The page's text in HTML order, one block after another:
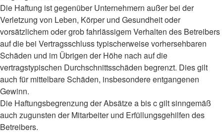
Die Haftung ist gegenüber Unternehmern außer bei der
Verletzung von Leben, Körper und Gesundheit oder
vorsätzlichem oder grob fahrlässigem Verhalten des Betreibers
auf die bei Vertragsschluss typischerweise vorhersehbaren
Schäden und im Übrigen der Höhe nach auf die
vertragstypischen Durchschnittsschäden begrenzt. Dies gilt
auch für mittelbare Schäden, insbesondere entgangenen
Gewinn.
Die Haftungsbegrenzung der Absätze a bis c gilt sinngemäß
auch zugunsten der Mitarbeiter und Erfüllungsgehilfen des
Betreibers.